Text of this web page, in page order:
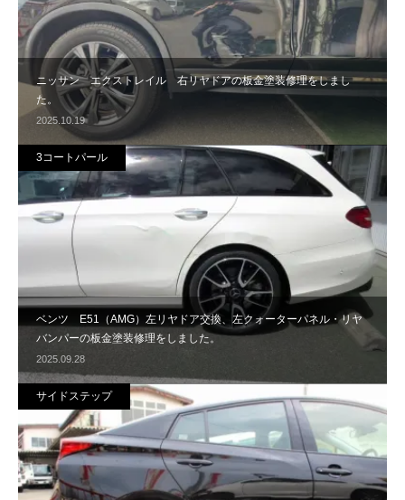
ニッサン エクストレイル 右リヤドアの板金塗装修理をしまし
た。
2025.10.19
ベンツ E51（AMG）左リヤドア交換、左クォーターパネル・リヤ
バンパーの板金塗装修理をしました。
2025.09.28
3コートパール
サイドステップ